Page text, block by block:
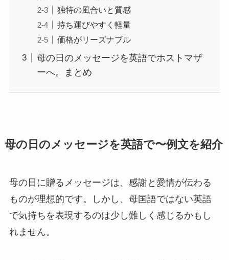
独特の風合いと質感
持ち運びやすく軽量
価格がリーズナブル
母の日のメッセージを英語でホストマザ
ーへ。まとめ
母の日のメッセージを英語で〜例文を紹介
母の日に贈るメッセージは、感謝と愛情が伝わる
ものが理想的です。しかし、母国語ではない英語
で気持ちを表現するのは少し難しく感じるかもし
れません。